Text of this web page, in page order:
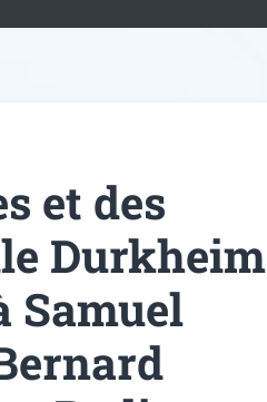
et des
Durkheim
Samuel